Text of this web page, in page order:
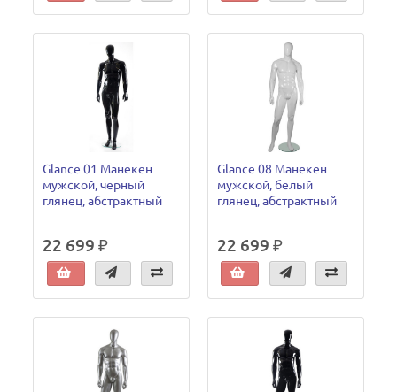
Glance 01 Манекен
мужской, черный
глянец, абстрактный
22 699 ₽
Glance 08 Манекен
мужской, белый
глянец, абстрактный
22 699 ₽